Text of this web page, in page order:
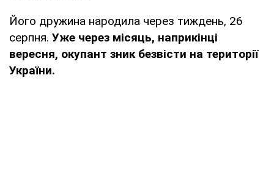
Його дружина народила через тиждень, 26
серпня. Уже через місяць, наприкінці
вересня, окупант зник безвісти на території
України.